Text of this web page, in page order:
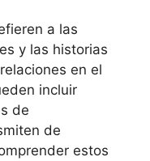
a las
y las historias
en el
incluir
de
de
estos